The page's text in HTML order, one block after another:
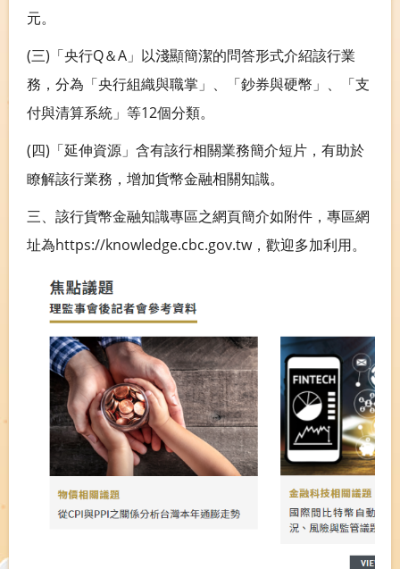
元。
(三)「央行Q＆A」以淺顯簡潔的問答形式介紹該行業
務，分為「央行組織與職掌」、「鈔券與硬幣」、「支
付與清算系統」等12個分類。
(四)「延伸資源」含有該行相關業務簡介短片，有助於
瞭解該行業務，增加貨幣金融相關知識。
三、該行貨幣金融知識專區之網頁簡介如附件，專區網
址為https://knowledge.cbc.gov.tw，歡迎多加利用。